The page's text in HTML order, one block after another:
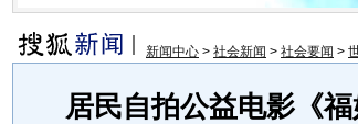
新闻中心 > 社会新闻 > 社会要闻 >
居民自拍公益电影《